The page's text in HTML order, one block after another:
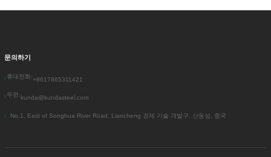
문의하기
휴대전화:+8617865311421
우편:kunda@kundasteel.com
No.1, East of Songhua River Road, Liaocheng 경제 기술 개발구, 산둥성, 중국